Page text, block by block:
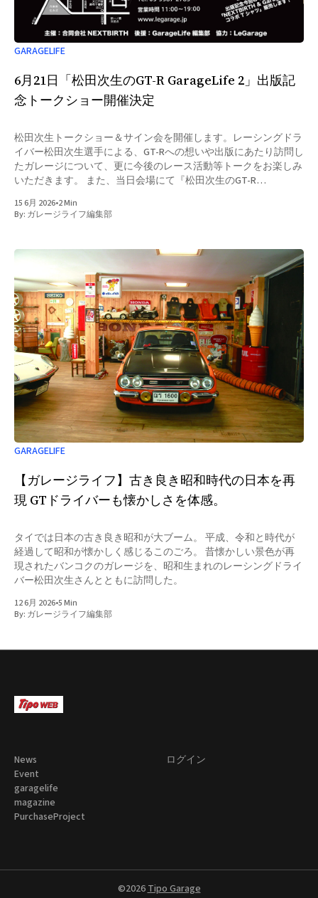
GARAGELIFE
6月21日「松田次生のGT-R GarageLife 2」出版記
念トークショー開催決定
松田次生トークショー＆サイン会を開催します。レーシングドラ
イバー松田次生選手による、GT-Rへの想いや出版にあたり訪問し
たガレージについて、更に今後のレース活動等トークをお楽しみ
いただきます。 また、当日会場にて『松田次生のGT-R
GarageLife 2』をご購入いただいた方を対象に、サイン会・写真
撮影を実施。会場購入特典として、GarageLifeオリジナルプレー
します。 GT-Rファンはもちろん、ガレージライフに興味のある
ショー：14時開始（参加費無料） サイン会：トークショー終了
後（対象は当日会場で書籍をご購入いただいた方）会場：LE
GARAGE 住所：東京都港区六本木5-17-1 備考：イベント参加者へ
の書籍販売及びグッズの販売は13時より開始いたします。 主
催：合同会社NEXTBIRTH 後援：GarageLife編集部 協力：LE
GARAGE
15 6月 2026•2 Min
By: ガレージライフ編集部
GARAGELIFE
【ガレージライフ】古き良き昭和時代の日本を再
現 GTドライバーも懐かしさを体感。
タイでは日本の古き良き昭和が大ブーム。 平成、令和と時代が
経過して昭和が懐かしく感じるこのごろ。 昔懐かしい景色が再
現されたバンコクのガレージを、昭和生まれのレーシングドライ
バー松田次生さんとともに訪問した。
12 6月 2026•5 Min
By: ガレージライフ編集部
News
Event
garagelife
magazine
PurchaseProject
ログイン
©2026Tipo Garage